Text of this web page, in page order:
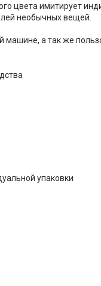
цвета имитирует
необычных вещей.
а так же
упаковки